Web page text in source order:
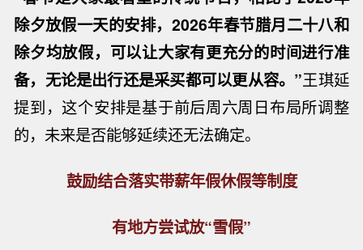
除夕放假一天的安排，2026年春节腊月二十八和
除夕均放假，可以让大家有更充分的时间进行准
备，无论是出行还是采买都可以更从容。”王琪延
提到，这个安排是基于前后周六周日布局所调整
的，未来是否能够延续还无法确定。
鼓励结合落实带薪年假休假等制度
有地方尝试放“雪假”